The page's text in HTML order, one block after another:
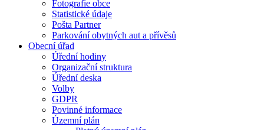
Fotografie obce
Statistické údaje
Pošta Partner
Parkování obytných aut a přívěsů
Obecní úřad
Úřední hodiny
Organizační struktura
Úřední deska
Volby
GDPR
Povinné informace
Územní plán